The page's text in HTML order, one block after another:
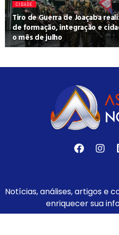
CIDADE
Tiro de Guerra de Joaçaba
de formação, integração e
o mês de julho
Notícias, análises, artigos e
enriquecer sua